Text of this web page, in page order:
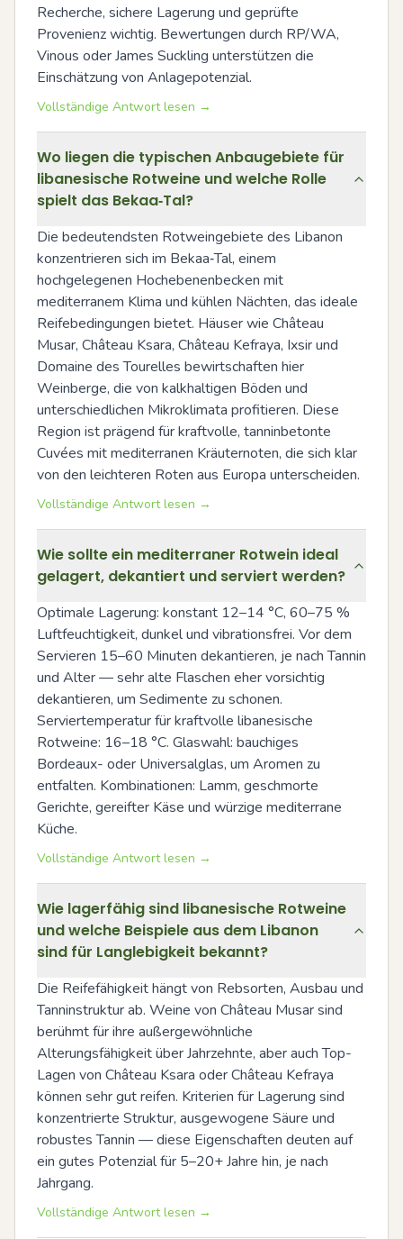
Recherche, sichere Lagerung und geprüfte
Provenienz wichtig. Bewertungen durch RP/WA,
Vinous oder James Suckling unterstützen die
Einschätzung von Anlagepotenzial.
Vollständige Antwort lesen →
Wo liegen die typischen Anbaugebiete für
libanesische Rotweine und welche Rolle
spielt das Bekaa‑Tal?
Die bedeutendsten Rotweingebiete des Libanon
konzentrieren sich im Bekaa‑Tal, einem
hochgelegenen Hochebenenbecken mit
mediterranem Klima und kühlen Nächten, das ideale
Reifebedingungen bietet. Häuser wie Château
Musar, Château Ksara, Château Kefraya, Ixsir und
Domaine des Tourelles bewirtschaften hier
Weinberge, die von kalkhaltigen Böden und
unterschiedlichen Mikroklimata profitieren. Diese
Region ist prägend für kraftvolle, tanninbetonte
Cuvées mit mediterranen Kräuternoten, die sich klar
von den leichteren Roten aus Europa unterscheiden.
Vollständige Antwort lesen →
Wie sollte ein mediterraner Rotwein ideal
gelagert, dekantiert und serviert werden?
Optimale Lagerung: konstant 12–14 °C, 60–75 %
Luftfeuchtigkeit, dunkel und vibrationsfrei. Vor dem
Servieren 15–60 Minuten dekantieren, je nach Tannin
und Alter — sehr alte Flaschen eher vorsichtig
dekantieren, um Sedimente zu schonen.
Serviertemperatur für kraftvolle libanesische
Rotweine: 16–18 °C. Glaswahl: bauchiges
Bordeaux- oder Universalglas, um Aromen zu
entfalten. Kombinationen: Lamm, geschmorte
Gerichte, gereifter Käse und würzige mediterrane
Küche.
Vollständige Antwort lesen →
Wie lagerfähig sind libanesische Rotweine
und welche Beispiele aus dem Libanon
sind für Langlebigkeit bekannt?
Die Reifefähigkeit hängt von Rebsorten, Ausbau und
Tanninstruktur ab. Weine von Château Musar sind
berühmt für ihre außergewöhnliche
Alterungsfähigkeit über Jahrzehnte, aber auch Top-
Lagen von Château Ksara oder Château Kefraya
können sehr gut reifen. Kriterien für Lagerung sind
konzentrierte Struktur, ausgewogene Säure und
robustes Tannin — diese Eigenschaften deuten auf
ein gutes Potenzial für 5–20+ Jahre hin, je nach
Jahrgang.
Vollständige Antwort lesen →